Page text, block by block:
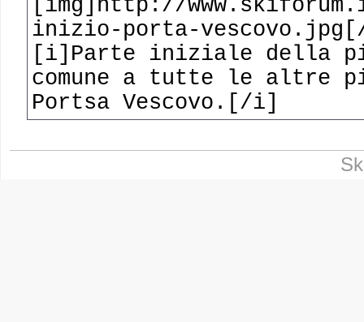
[img]http://
inizio-porta-
[i]Parte iniziale della
comune a tutte le altre
Portsa Vescovo.[/i]